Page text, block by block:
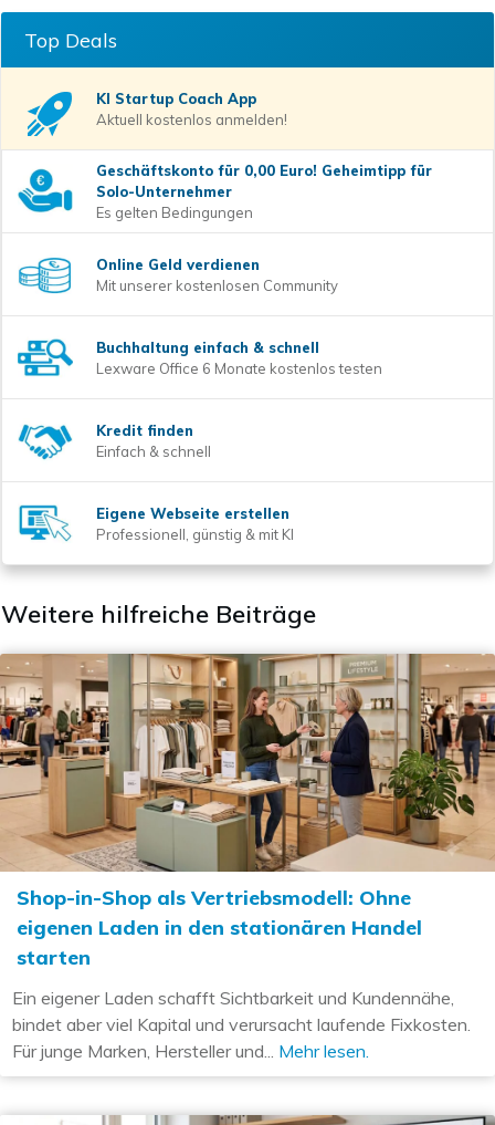
Top Deals
KI Startup Coach App
Aktuell kostenlos anmelden!
Geschäftskonto für 0,00 Euro! Geheimtipp für
Solo-Unternehmer
Es gelten Bedingungen
Online Geld verdienen
Mit unserer kostenlosen Community
Buchhaltung einfach & schnell
Lexware Office 6 Monate kostenlos testen
Kredit finden
Einfach & schnell
Eigene Webseite erstellen
Professionell, günstig & mit KI
Weitere hilfreiche Beiträge
Shop-in-Shop als Vertriebsmodell: Ohne
eigenen Laden in den stationären Handel
starten
Ein eigener Laden schafft Sichtbarkeit und Kundennähe,
bindet aber viel Kapital und verursacht laufende Fixkosten.
Für junge Marken, Hersteller und... Mehr lesen.